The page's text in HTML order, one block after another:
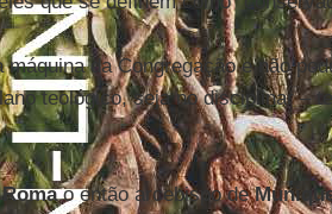
da Congregação e não
teológico, seja no disciplinar –
Romao então arcebispo de